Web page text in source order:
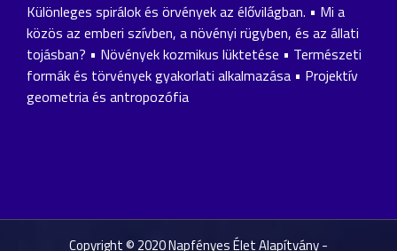
Különleges spirálok és örvények az élővilágban. • Mi a
közös az emberi szívben, a növényi rügyben, és az állati
tojásban? • Növények kozmikus lüktetése • Természeti
formák és törvények gyakorlati alkalmazása • Projektív
geometria és antropozófia
Copyright © 2020 Napfényes Élet Alapítvány -